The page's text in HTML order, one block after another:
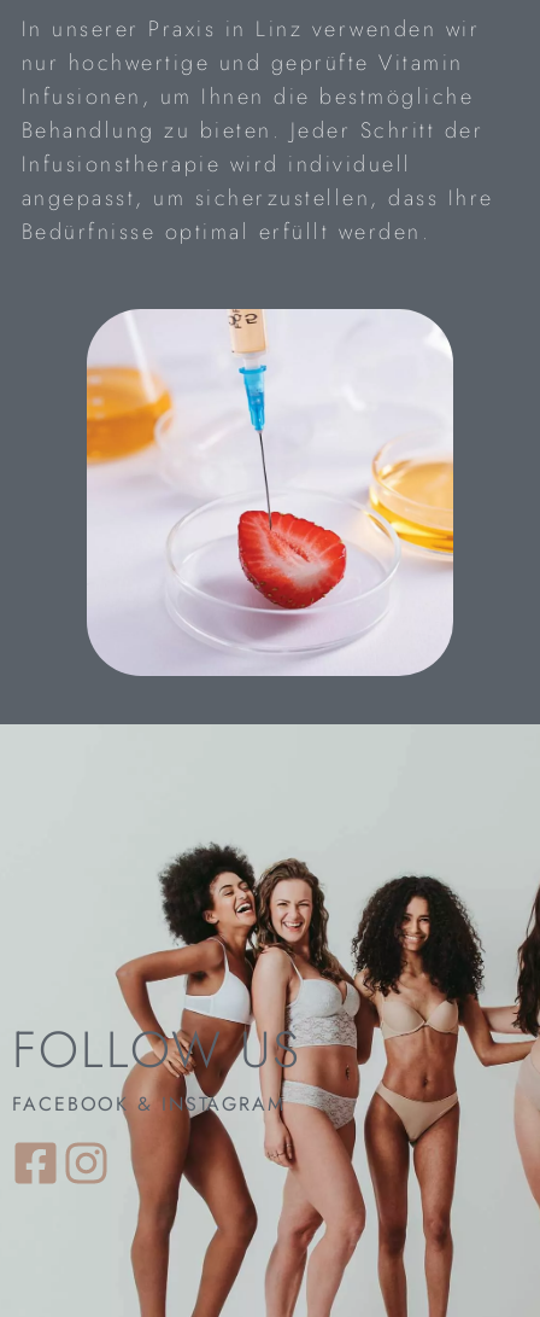
In unserer Praxis in Linz verwenden wir
nur hochwertige und geprüfte Vitamin
Infusionen, um Ihnen die bestmögliche
Behandlung zu bieten. Jeder Schritt der
Infusionstherapie wird individuell
angepasst, um sicherzustellen, dass Ihre
Bedürfnisse optimal erfüllt werden.
FOLLOW US
FACEBOOK & INSTAGRAM